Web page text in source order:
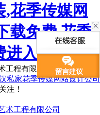
花季传媒网
载免费,花季
进入
工程有限公司为您免费提供
私家花季传媒网站设计公司
！